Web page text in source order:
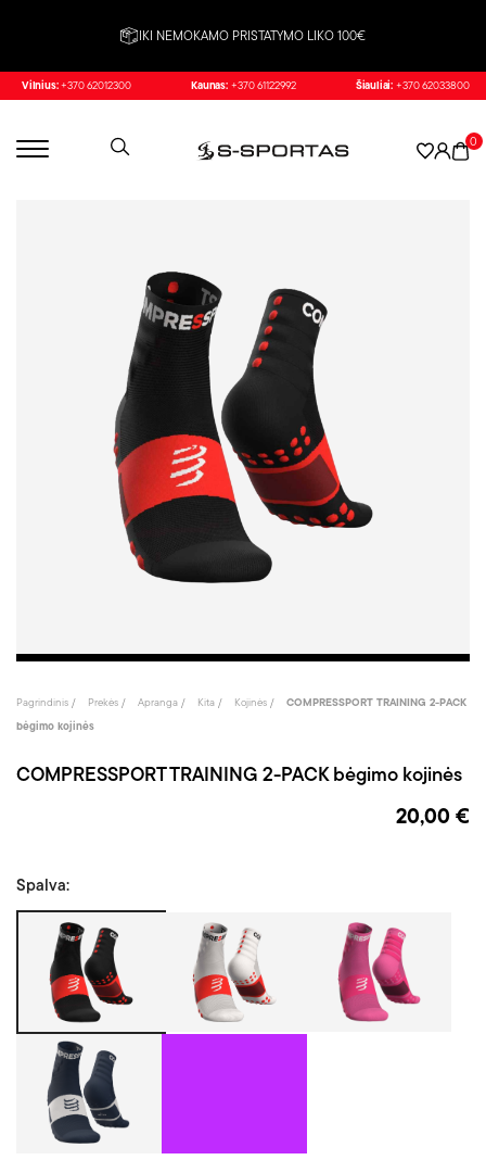
IKI NEMOKAMO PRISTATYMO LIKO 100€
Vilnius: +370 62012300 Kaunas: +370 61122992 Šiauliai: +370 62033800
0
Pagrindinis Prekės Apranga Kita Kojinės
COMPRESSPORT TRAINING 2-PACK
bėgimo kojinės
COMPRESSPORT TRAINING 2-PACK bėgimo kojinės
20,00 €
Spalva:
Juoda